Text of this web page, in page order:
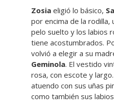
Zosia eligió lo básico,
por encima de la rodilla,
pelo suelto y los labios
tiene acostumbrados.
volvió a elegir a su
Geminola. El vestido
rosa, con escote y
atuendo con sus uñas
como también sus